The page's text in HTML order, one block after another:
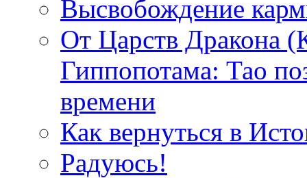
Высвобождение
От Царств Дракона
Гиппопотама: Тао
времени
Как вернуться в
Радуюсь!